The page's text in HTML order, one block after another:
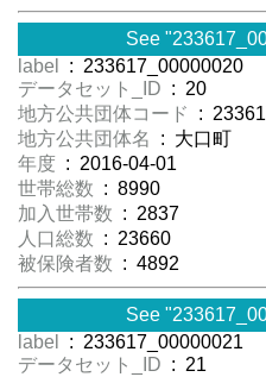
See
label
: 233617_00000020
データセット_ID : 20
地方公共団体コード
:
地方公共団体名
: 大口町
年度 : 2016-04-01
世帯総数 : 8990
加入世帯数 : 2837
人口総数 : 23660
被保険者数 : 4892
See
label
: 233617_00000021
データセット_ID : 21